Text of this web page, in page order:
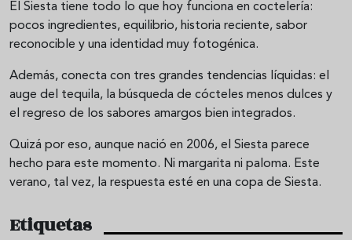
El Siesta tiene todo lo que hoy funciona en coctelería:
pocos ingredientes, equilibrio, historia reciente, sabor
reconocible y una identidad muy fotogénica.
Además, conecta con tres grandes tendencias líquidas: el
auge del tequila, la búsqueda de cócteles menos dulces y
el regreso de los sabores amargos bien integrados.
Quizá por eso, aunque nació en 2006, el Siesta parece
hecho para este momento. Ni margarita ni paloma. Este
verano, tal vez, la respuesta esté en una copa de Siesta.
Etiquetas